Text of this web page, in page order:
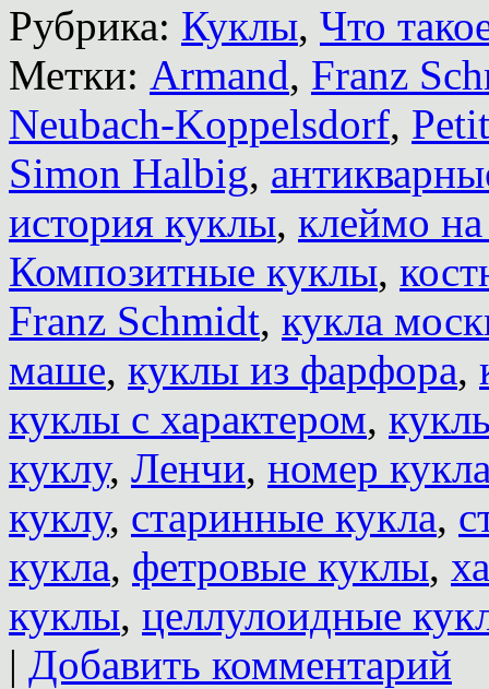
Рубрика: Куклы, Что
Метки: Armand, Franz
Neubach-Koppelsdorf,
Simon Halbig,
история куклы, клеймо
Композитные куклы,
Franz Schmidt, кукла
маше, куклы из фарфора,
куклы с характером,
куклу, Ленчи, номер
куклу, старинные кукла,
кукла, фетровые куклы,
куклы, целлулоидные
| Добавить комментарий